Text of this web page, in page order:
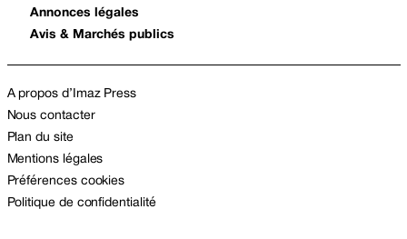
Annonces légales
Avis & Marchés publics
A propos d’Imaz Press
Nous contacter
Plan du site
Mentions légales
Préférences cookies
Politique de confidentialité